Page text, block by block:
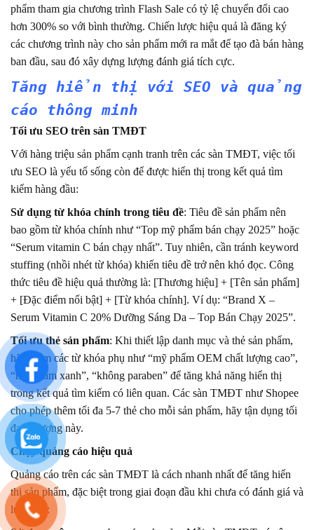
phẩm tham gia chương trình Flash Sale có tỷ lệ chuyển đổi cao
hơn 300% so với bình thường. Chiến lược hiệu quả là đăng ký
các chương trình này cho sản phẩm mới ra mắt để tạo đà bán hàng
ban đầu, sau đó xây dựng lượng đánh giá tích cực.
Tăng hiển thị với SEO và quảng
cáo thông minh
Tối ưu SEO trên sàn TMĐT
Với hàng triệu sản phẩm cạnh tranh trên các sàn TMĐT, việc tối
ưu SEO là yếu tố sống còn để được hiển thị trong kết quả tìm
kiếm hàng đầu:
Sử dụng từ khóa chính trong tiêu đề: Tiêu đề sản phẩm nên
bao gồm từ khóa chính như “Top mỹ phẩm bán chạy 2025” hoặc
“Serum vitamin C bán chạy nhất”. Tuy nhiên, cần tránh keyword
stuffing (nhồi nhét từ khóa) khiến tiêu đề trở nên khó đọc. Công
thức tiêu đề hiệu quả thường là: [Thương hiệu] + [Tên sản phẩm]
+ [Đặc điểm nổi bật] + [Từ khóa chính]. Ví dụ: “Brand X –
Serum Vitamin C 20% Dưỡng Sáng Da – Top Bán Chạy 2025”.
Tối ưu thẻ sản phẩm: Khi thiết lập danh mục và thẻ sản phẩm,
hãy thêm các từ khóa phụ như “mỹ phẩm OEM chất lượng cao”,
“mỹ phẩm xanh”, “không paraben” để tăng khả năng hiển thị
trong kết quả tìm kiếm có liên quan. Các sàn TMĐT như Shopee
cho phép thêm tối đa 5-7 thẻ cho mỗi sản phẩm, hãy tận dụng tối
đa số lượng này.
Chạy quảng cáo hiệu quả
Quảng cáo trên các sàn TMĐT là cách nhanh nhất để tăng hiển
thị sản phẩm, đặc biệt trong giai đoạn đầu khi chưa có đánh giá và
lượt bán: